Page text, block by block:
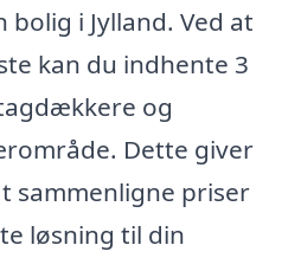
i Jylland. Ved at
kan du indhente 3
og
Dette giver
sammenligne priser
løsning til din